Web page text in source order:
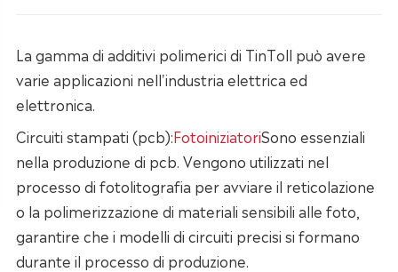
La gamma di additivi polimerici di TinToll può avere
varie applicazioni nell'industria elettrica ed
elettronica.
Circuiti stampati (pcb):FotoiniziatoriSono essenziali
nella produzione di pcb. Vengono utilizzati nel
processo di fotolitografia per avviare il reticolazione
o la polimerizzazione di materiali sensibili alle foto,
garantire che i modelli di circuiti precisi si formano
durante il processo di produzione.